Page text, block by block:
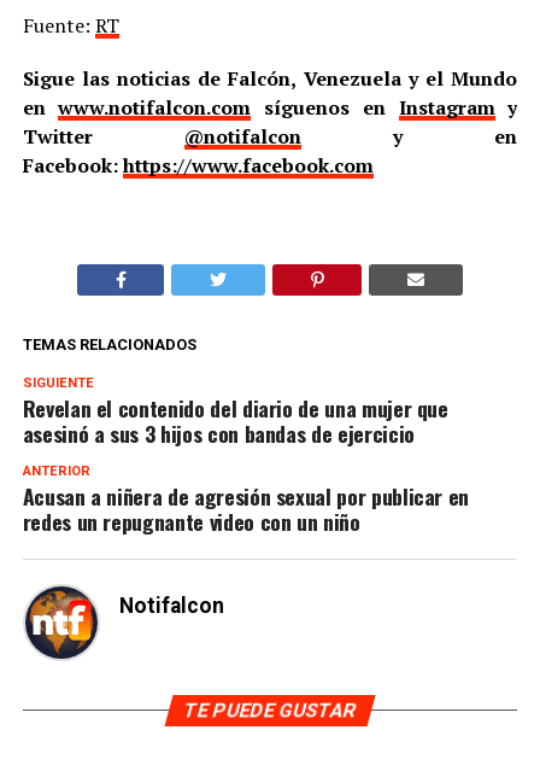
Fuente: RT
Sigue las noticias de Falcón, Venezuela y el Mundo
enwww.notifalcon.com síguenos en Instagramy
Twitter @notifalcony en
Facebook:https://www.facebook.com
TEMAS RELACIONADOS
SIGUIENTE
Revelan el contenido del diario de una mujer que
asesinó a sus 3 hijos con bandas de ejercicio
ANTERIOR
Acusan a niñera de agresión sexual por publicar en
redes un repugnante video con un niño
Notifalcon
TE PUEDE GUSTAR